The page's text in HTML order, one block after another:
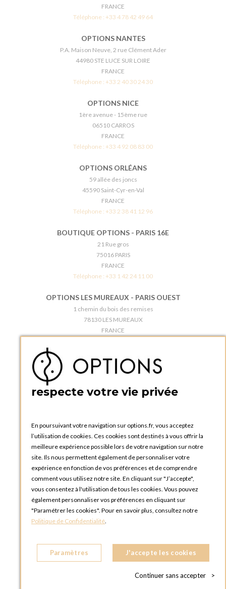
FRANCE
Téléphone : +33 4 78 42 49 64
OPTIONS NANTES
P.A. Maison Neuve, 2 rue Clément Ader
44980 STE LUCE SUR LOIRE
FRANCE
Téléphone : +33 2 40 30 24 30
OPTIONS NICE
1ère avenue - 15ème rue
06510 CARROS
FRANCE
Téléphone : +33 4 92 08 83 00
OPTIONS ORLÉANS
59 allée des joncs
45590 Saint-Cyr-en-Val
FRANCE
Téléphone : +33 2 38 41 12 96
BOUTIQUE OPTIONS - PARIS 16E
21 Rue gros
75016 PARIS
FRANCE
Téléphone : +33 1 42 24 11 00
OPTIONS LES MUREAUX - PARIS OUEST
1 chemin du bois des remises
78130 LES MUREAUX
FRANCE
BOUTIQUE OPTIONS - PARIS 5E
5 quai de la tournelle
FRANCE
OPTIONS ROUEN
Rue du Clos Tellier
76800 Saint-Etienne-du-Rouvray
FRANCE
Téléphone :+33 2 35 08 38 53
OPTIONS TOULOUSE
6 rue Gaye Marie, ZAC de Saint-Martin du Touch
31300 Toulouse
FRANCE
OPTIONS MC
respecte votre vie privée
En poursuivant votre navigation sur options.fr, vous acceptez
l’utilisation de cookies. Ces cookies sont destinés à vous offrir la
meilleure expérience possible lors de votre navigation sur notre
site. Ils nous permettent également de personnaliser votre
expérience en fonction de vos préférences et de comprendre
comment vous utilisez notre site. En cliquant sur "J’accepte",
vous consentez à l'utilisation de tous les cookies. Vous pouvez
également personnaliser vos préférences en cliquant sur
"Paramétrer les cookies". Pour en savoir plus, consultez notre
Politique de Confidentialité.
Paramètres J'accepte les cookies
Continuer sans accepter >